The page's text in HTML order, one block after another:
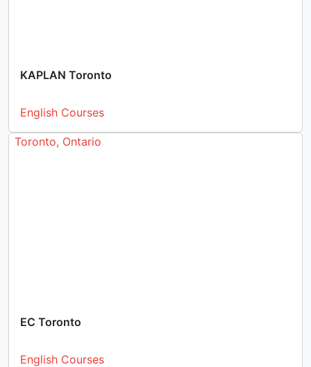
KAPLAN Toronto
English Courses
Toronto, Ontario
EC Toronto
English Courses